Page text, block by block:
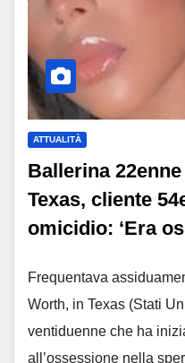
ATTUALITÀ
Ballerina
Texas, cliente
omicidio: ‘Era
Frequentava
Worth, in Texas (Stati
ventiduenne che ha
all’ossessione nella